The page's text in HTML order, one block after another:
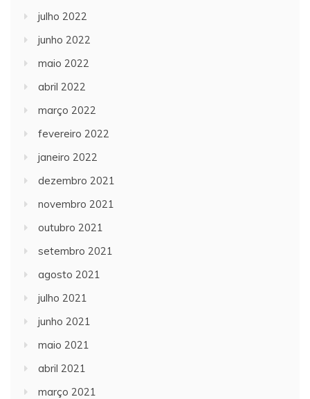
julho 2022
junho 2022
maio 2022
abril 2022
março 2022
fevereiro 2022
janeiro 2022
dezembro 2021
novembro 2021
outubro 2021
setembro 2021
agosto 2021
julho 2021
junho 2021
maio 2021
abril 2021
março 2021